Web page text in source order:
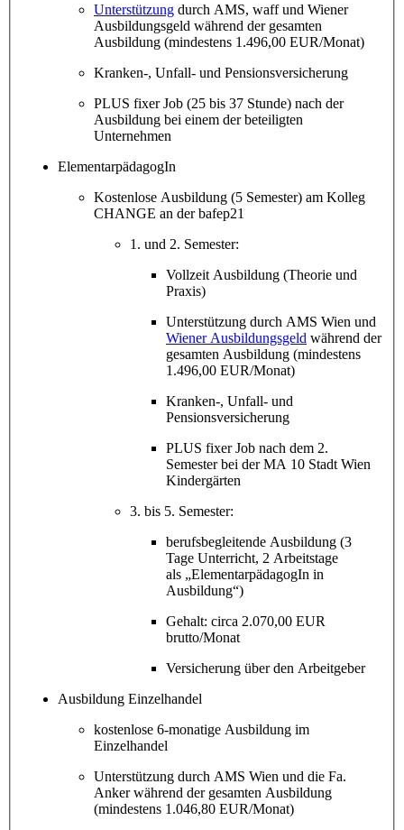
Unterstützung durch AMS, waff und Wiener
Ausbildungsgeld während der gesamten
Ausbildung (mindestens 1.496,00 EUR/Monat)
Kranken-, Unfall- und Pensionsversicherung
PLUS fixer Job (25 bis 37 Stunde) nach der
Ausbildung bei einem der beteiligten
Unternehmen
ElementarpädagogIn
Kostenlose Ausbildung (5 Semester) am Kolleg
CHANGE an der bafep21
1. und 2. Semester:
Vollzeit Ausbildung (Theorie und
Praxis)
Unterstützung durch AMS Wien und
Wiener Ausbildungsgeld während der
gesamten Ausbildung (mindestens
1.496,00 EUR/Monat)
Kranken-, Unfall- und
Pensionsversicherung
PLUS fixer Job nach dem 2.
Semester bei der MA 10 Stadt Wien
Kindergärten
3. bis 5. Semester:
berufsbegleitende Ausbildung (3
Tage Unterricht, 2 Arbeitstage
als „ElementarpädagogIn in
Ausbildung“)
Gehalt: circa 2.070,00 EUR
brutto/Monat
Versicherung über den Arbeitgeber
Ausbildung Einzelhandel
kostenlose 6-monatige Ausbildung im
Einzelhandel
Unterstützung durch AMS Wien und die Fa.
Anker während der gesamten Ausbildung
(mindestens 1.046,80 EUR/Monat)